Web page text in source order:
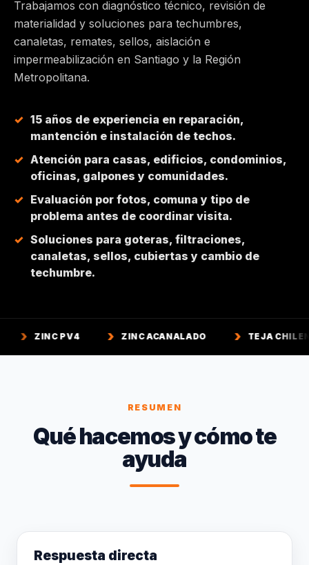
MAIPÚ
PEÑALOLÉN
QUILICURA
COLINA
CHICUREO
Trabajamos con diagnóstico técnico, revisión de
materialidad y soluciones para techumbres,
canaletas, remates, sellos, aislación e
impermeabilización en Santiago y la Región
Metropolitana.
15 años de experiencia en reparación,
mantención e instalación de techos.
Atención para casas, edificios, condominios,
oficinas, galpones y comunidades.
Evaluación por fotos, comuna y tipo de
problema antes de coordinar visita.
Soluciones para goteras, filtraciones,
canaletas, sellos, cubiertas y cambio de
techumbre.
PV4 ZINC ACANALADO TEJA CHILENA
RESUMEN
Qué hacemos y cómo te
ayuda
Respuesta directa